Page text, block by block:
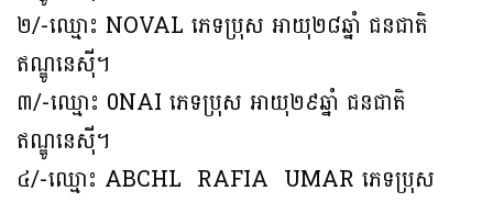
‎២/-ឈ្មោះ NOVAL ភេទប្រុស អាយុ២៨ឆ្នាំ ជនជាតិ
ឥណ្ឌូនេស៊ី។
‎៣/-ឈ្មោះ 0NAI ភេទប្រុស អាយុ២៩ឆ្នាំ ជនជាតិ
ឥណ្ឌូនេស៊ី។
‎៤/-ឈ្មោះ ABCHL RAFIA UMAR ភេទប្រុស